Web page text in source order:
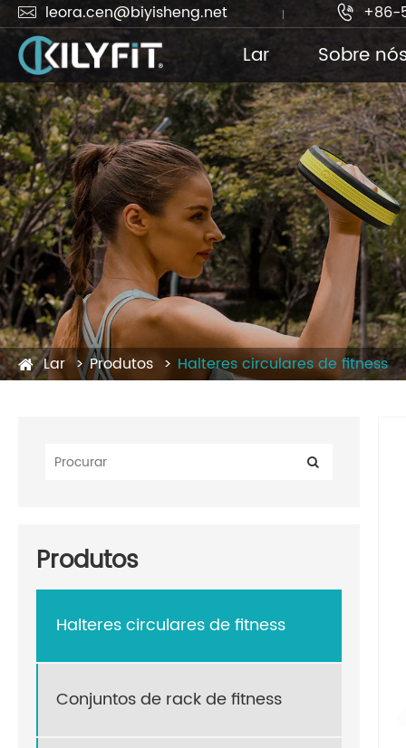
 leora.cen@biyisheng.net  +86-
Lar Sobre
Lar Produtos Halteres circulares de fitness
Produtos
Halteres circulares de fitness
Conjuntos de rack de fitness